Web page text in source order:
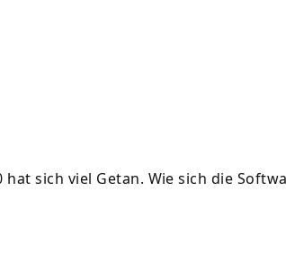
sich viel Getan. Wie sich die